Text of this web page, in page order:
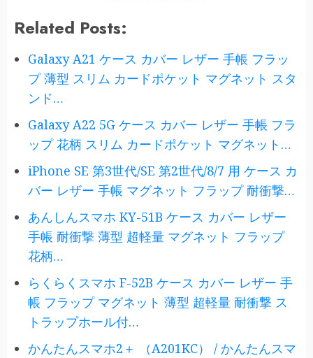
Related Posts:
Galaxy A21 ケース カバー レザー 手帳 フラッ
プ 薄型 スリム カードポケット マグネット スタ
ンド…
Galaxy A22 5G ケース カバー レザー 手帳 フラ
ップ 花柄 スリム カードポケット マグネット…
iPhone SE 第3世代/SE 第2世代/8/7 用 ケース カ
バー レザー 手帳 マグネット フラップ 耐衝撃…
あんしんスマホ KY-51B ケース カバー レザー
手帳 耐衝撃 薄型 超軽量 マグネット フラップ
花柄…
らくらくスマホ F-52B ケース カバー レザー 手
帳 フラップ マグネット 薄型 超軽量 耐衝撃 ス
トラップホール付…
かんたんスマホ2＋ （A201KC） / かんたんスマ